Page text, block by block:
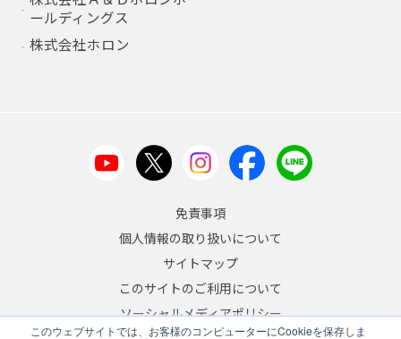
このウェブサイトでは、お客様のコンピューターにCookieを保存しま
ールディングス
株式会社ホロン
免責事項
個人情報の取り扱いについて
サイトマップ
このサイトのご利用について
ソーシャルメディアポリシー